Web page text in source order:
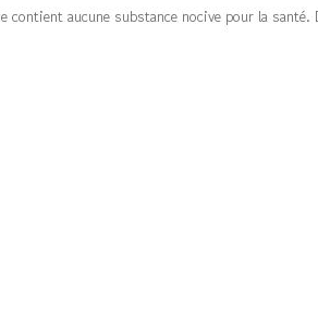
aucune substance nocive pour la santé.